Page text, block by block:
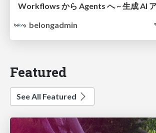
belongadmin
Featured
See All Featured